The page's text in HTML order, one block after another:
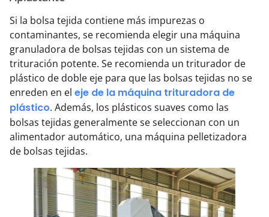
Si la bolsa tejida contiene más impurezas o
contaminantes, se recomienda elegir una máquina
granuladora de bolsas tejidas con un sistema de
trituración potente. Se recomienda un triturador de
plástico de doble eje para que las bolsas tejidas no se
enreden en el eje de la máquina trituradora de
plástico. Además, los plásticos suaves como las
bolsas tejidas generalmente se seleccionan con un
alimentador automático, una máquina pelletizadora
de bolsas tejidas.